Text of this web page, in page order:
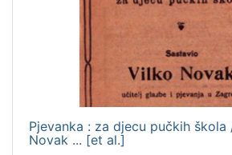
Pjevanka : za djecu pučkih
Novak ... [et al.]